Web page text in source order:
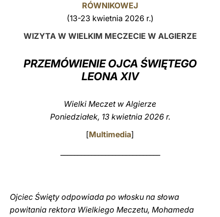
RÓWNIKOWEJ
(13-23 kwietnia 2026 r.)
WIZYTA W WIELKIM MECZECIE W ALGIERZE
PRZEMÓWIENIE OJCA ŚWIĘTEGO
LEONA XIV
Wielki Meczet w Algierze
Poniedziałek, 13 kwietnia 2026 r.
[Multimedia]
Ojciec Święty odpowiada po włosku na słowa
powitania rektora Wielkiego Meczetu, Mohameda